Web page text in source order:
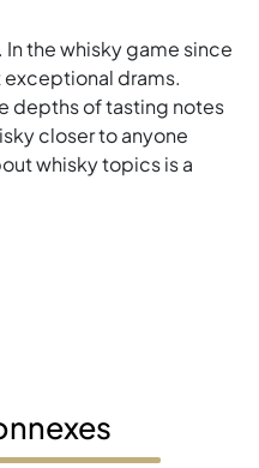
the whisky game since
drams.
depths of tasting notes
closer to anyone
whisky topics is a